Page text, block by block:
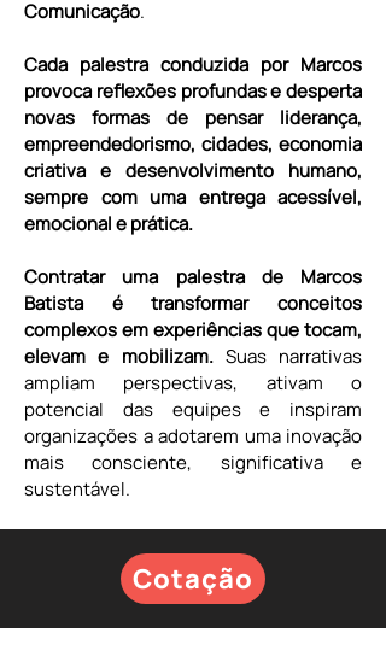
Comunicação.
Cada palestra conduzida por Marcos
provoca reflexões profundas e desperta
novas formas de pensar liderança,
empreendedorismo, cidades, economia
criativa e desenvolvimento humano,
sempre com uma entrega acessível,
emocional e prática.
Contratar uma palestra de Marcos
Batista é transformar conceitos
complexos em experiências que tocam,
elevam e mobilizam. Suas narrativas
ampliam perspectivas, ativam o
potencial das equipes e inspiram
organizações a adotarem uma inovação
mais consciente, significativa e
sustentável.
Cotação